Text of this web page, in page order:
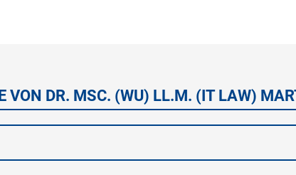
VON DR. MSC. (WU) LL.M. (IT LAW)